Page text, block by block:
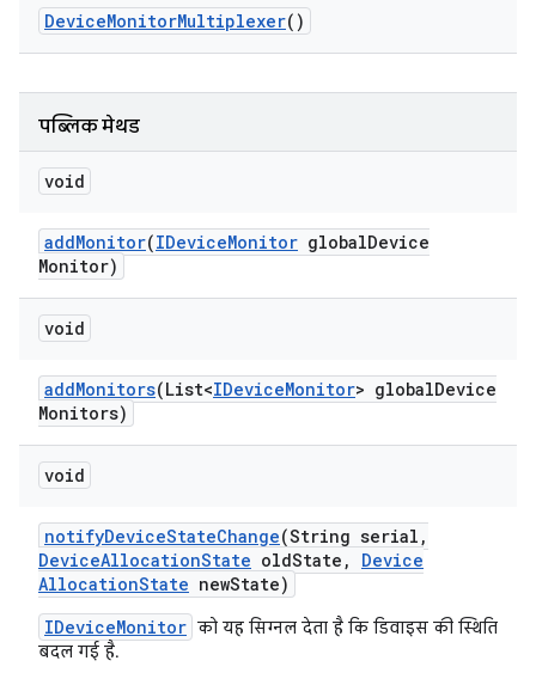
DeviceMonitorMultiplexer()
पब्लिक मेथड
void
addMonitor(IDeviceMonitor globalDevice
Monitor)
void
addMonitors(List<IDeviceMonitor> globalDevice
Monitors)
void
notifyDeviceStateChange(String serial ,
DeviceAllocationState oldState ,
Device
AllocationState newState)
IDeviceMonitor को यह सिग्नल देता है कि डिवाइस की स्थिति
बदल गई है.